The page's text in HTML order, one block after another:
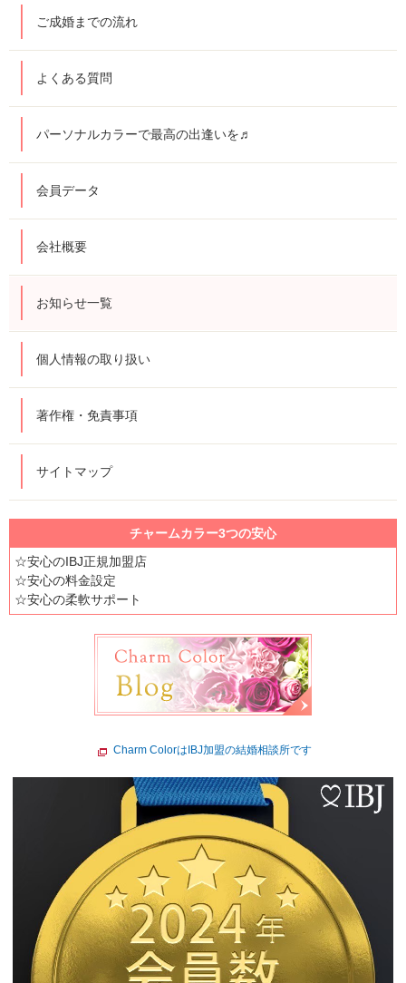
ご成婚までの流れ
よくある質問
パーソナルカラーで最高の出逢いを♬
会員データ
会社概要
お知らせ一覧
個人情報の取り扱い
著作権・免責事項
サイトマップ
チャームカラー3つの安心
☆安心のIBJ正規加盟店
☆安心の料金設定
☆安心の柔軟サポート
Charm ColorはIBJ加盟の結婚相談所です